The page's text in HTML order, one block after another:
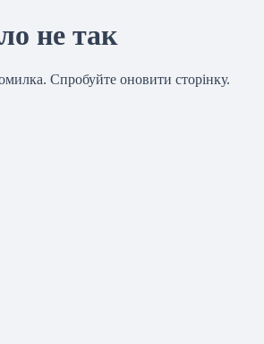
не так
Спробуйте оновити сторінку.